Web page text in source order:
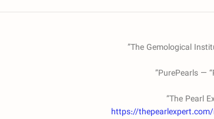
The Gemological
PurePearls —
The Pearl
https://